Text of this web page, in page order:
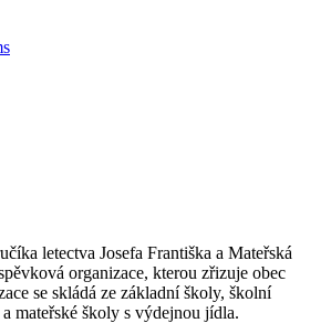
letectva Josefa Františka a Mateřská
organizace, kterou zřizuje obec
se skládá ze základní školy, školní
mateřské školy s výdejnou jídla.